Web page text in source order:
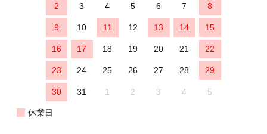
2 3 4 5 6 7 8
9 10 11 12 13 14 15
16 17 18 19 20 21 22
23 24 25 26 27 28 29
30 31 1 2 3 4 5
休業日